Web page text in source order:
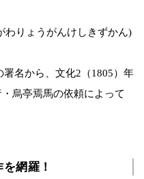
わりょうがんけしきずかん)
名から、文化2（1805）年
烏亭焉馬の依頼によって
網羅！